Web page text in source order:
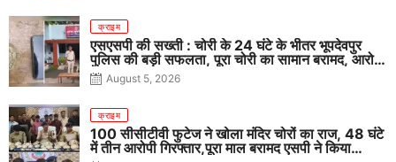
क्राइम
एसएसपी की सख्ती : चोरी के 24 घंटे के भीतर भूपदेवपुर
पुलिस की बड़ी सफलता, पूरा चोरी का सामान बरामद, आरोपी
गिरफ्तार
August 5, 2026
क्राइम
100 सीसीटीवी फुटेज ने खोला मंदिर चोरों का राज, 48 घंटे
में तीन आरोपी गिरफ्तार,पूरा माल बरामद एसपी ने किया